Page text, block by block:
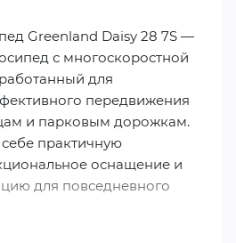
Greenland Daisy 28 7S —
с многоскоростной
для
передвижения
и парковым дорожкам.
практичную
оснащение и
для повседневного